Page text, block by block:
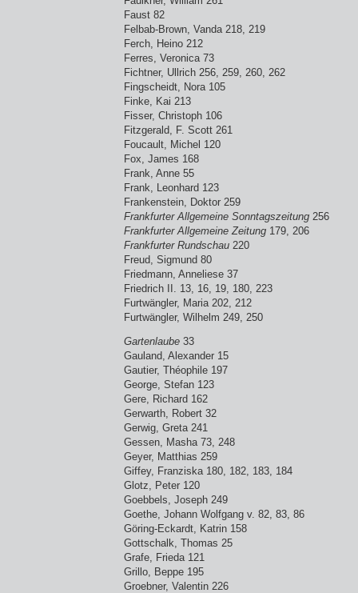
Faust 82
Felbab-Brown, Vanda 218, 219
Ferch, Heino 212
Ferres, Veronica 73
Fichtner, Ullrich 256, 259, 260, 262
Fingscheidt, Nora 105
Finke, Kai 213
Fisser, Christoph 106
Fitzgerald, F. Scott 261
Foucault, Michel 120
Fox, James 168
Frank, Anne 55
Frank, Leonhard 123
Frankenstein, Doktor 259
Frankfurter Allgemeine Sonntagszeitung 256
Frankfurter Allgemeine Zeitung 179, 206
Frankfurter Rundschau 220
Freud, Sigmund 80
Friedmann, Anneliese 37
Friedrich II. 13, 16, 19, 180, 223
Furtwängler, Maria 202, 212
Furtwängler, Wilhelm 249, 250
Gartenlaube 33
Gauland, Alexander 15
Gautier, Théophile 197
George, Stefan 123
Gere, Richard 162
Gerwarth, Robert 32
Gerwig, Greta 241
Gessen, Masha 73, 248
Geyer, Matthias 259
Giffey, Franziska 180, 182, 183, 184
Glotz, Peter 120
Goebbels, Joseph 249
Goethe, Johann Wolfgang v. 82, 83, 86
Göring-Eckardt, Katrin 158
Gottschalk, Thomas 25
Grafe, Frieda 121
Grillo, Beppe 195
Groebner, Valentin 226